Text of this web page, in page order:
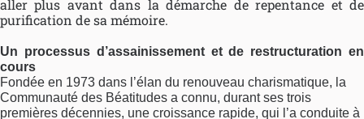
aller plus avant dans la démarche de repentance et de
purification de sa mémoire.
Un processus d’assainissement et de restructuration en
cours
Fondée en 1973 dans l’élan du renouveau charismatique, la
Communauté des Béatitudes a connu, durant ses trois
premières décennies, une croissance rapide, qui l’a conduite à